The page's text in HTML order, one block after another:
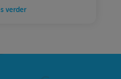
verder